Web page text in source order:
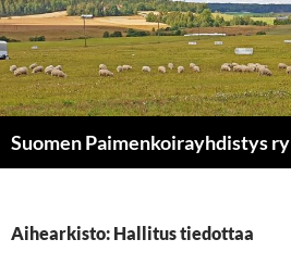
Siirry
sisältöön
Suomen Paimenkoirayhdistys ry
Aihearkisto: Hallitus tiedottaa